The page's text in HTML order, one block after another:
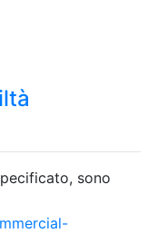
sono